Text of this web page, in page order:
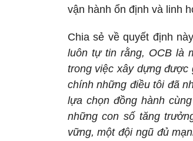
vận hành ổn định và linh
Chia sẻ về quyết định
luôn tự tin rằng, OCB là
trong việc xây dựng
chính những điều tôi đã
lựa chọn đồng hành
những con số tăng
vững, một đội ngũ đủ